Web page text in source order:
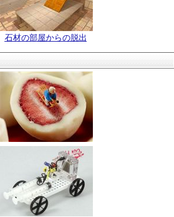
石材の部屋からの脱出